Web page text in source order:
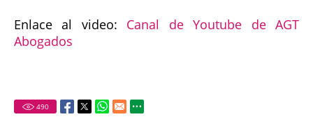
Enlace al video: Canal de Youtube de AGT
Abogados
490